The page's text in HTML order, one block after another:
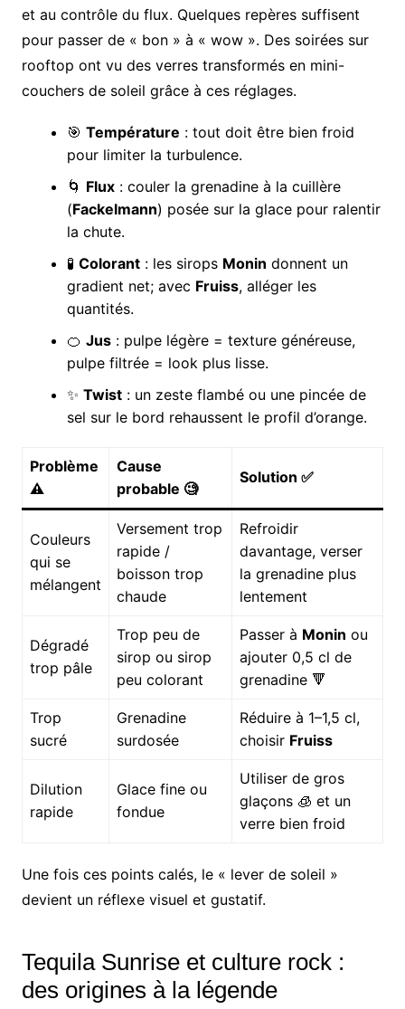
et au contrôle du flux. Quelques repères suffisent
pour passer de « bon » à « wow ». Des soirées sur
rooftop ont vu des verres transformés en mini-
couchers de soleil grâce à ces réglages.
🎯 Température : tout doit être bien froid
pour limiter la turbulence.
🌀 Flux: couler la grenadine à la cuillère
(Fackelmann) posée sur la glace pour ralentir
la chute.
🧪 Colorant: les sirops Monin donnent un
gradient net; avec Fruiss, alléger les
quantités.
🍊 Jus: pulpe légère = texture généreuse,
pulpe filtrée = look plus lisse.
✨ Twist: un zeste flambé ou une pincée de
sel sur le bord rehaussent le profil d’orange.
Problème
⚠️
Cause
probable 🧐
Solution ✅
Couleurs
qui se
mélangent
Versement trop
rapide /
boisson trop
chaude
Refroidir
davantage, verser
la grenadine plus
lentement
Dégradé
trop pâle
Trop peu de
sirop ou sirop
peu colorant
Passer à Monin ou
ajouter 0,5 cl de
grenadine 🔻
Trop
sucré
Grenadine
surdosée
Réduire à 1–1,5 cl,
choisir Fruiss
Dilution
rapide
Glace fine ou
fondue
Utiliser de gros
glaçons 🧊 et un
verre bien froid
Une fois ces points calés, le « lever de soleil »
devient un réflexe visuel et gustatif.
Tequila Sunrise et culture rock :
des origines à la légende